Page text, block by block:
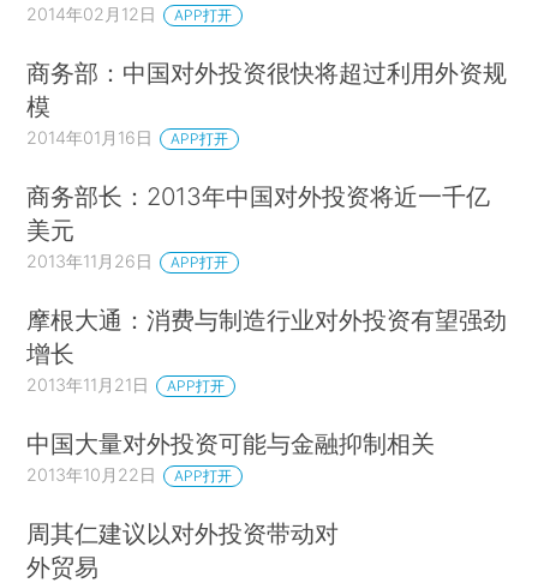
2014年02月12日 APP打开
商务部：中国对外投资很快将超过利用外资规
模
2014年01月16日 APP打开
商务部长：2013年中国对外投资将近一千亿
美元
2013年11月26日 APP打开
摩根大通：消费与制造行业对外投资有望强劲
增长
2013年11月21日 APP打开
中国大量对外投资可能与金融抑制相关
2013年10月22日 APP打开
周其仁建议以对外投资带动对
外贸易